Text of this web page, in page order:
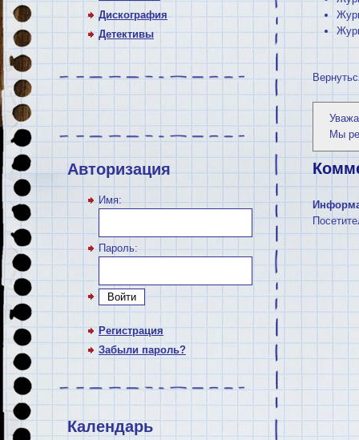
Дискография
Детективы
Авторизация
Имя:
Пароль:
Войти
Регистрация
Забыли пароль?
Календарь
Мы